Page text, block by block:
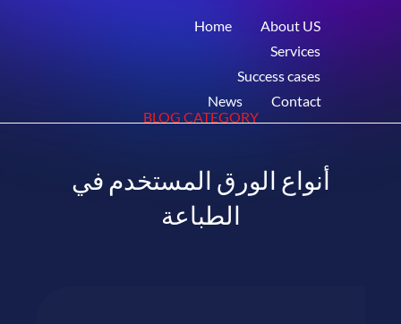
Home
About US
Services
Success cases
News
Contact
BLOG CATEGORY
أنواع الورق المستخدم في
الطباعة